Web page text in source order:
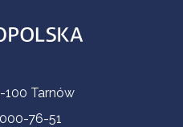
100 Tarnów
76-51